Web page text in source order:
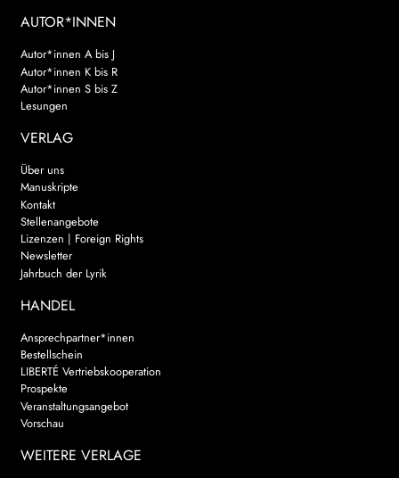
AUTOR*INNEN
Autor*innen A bis J
Autor*innen K bis R
Autor*innen S bis Z
Lesungen
VERLAG
Über uns
Manuskripte
Kontakt
Stellenangebote
Lizenzen | Foreign Rights
Newsletter
Jahrbuch der Lyrik
HANDEL
Ansprechpartner*innen
Bestellschein
LIBERTÉ Vertriebskooperation
Prospekte
Veranstaltungsangebot
Vorschau
WEITERE VERLAGE